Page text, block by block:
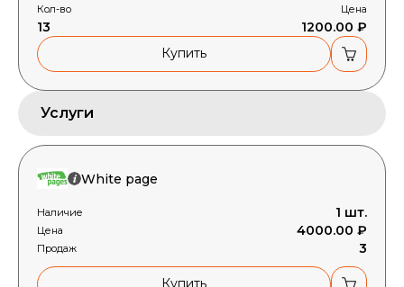
Кол-во
13
Цена
1200.00 ₽
Купить
Услуги
White page
Наличие 1 шт.
Цена 4000.00 ₽
Продаж 3
Купить